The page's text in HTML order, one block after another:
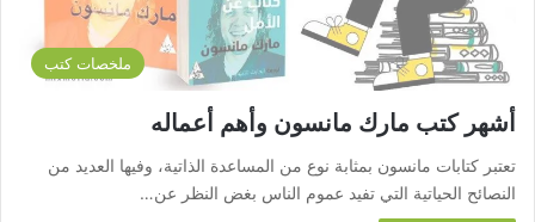
ملخصات كتب
أشهر كتب مارك مانسون وأهم أعماله
تعتبر كتابات مانسون بمثابة نوع من المساعدة الذاتية، وفيها العديد من
النصائح الحياتية التي تفيد عموم الناس بغض النظر عن…